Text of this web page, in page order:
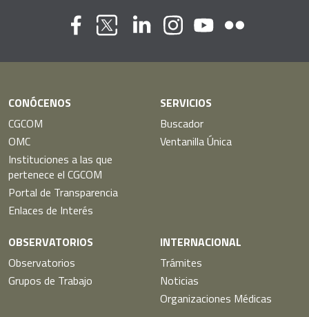
CONÓCENOS
CGCOM
OMC
Instituciones a las que
pertenece el CGCOM
Portal de Transparencia
Enlaces de Interés
SERVICIOS
Buscador
Ventanilla Única
OBSERVATORIOS
Observatorios
Grupos de Trabajo
INTERNACIONAL
Trámites
Noticias
Organizaciones Médicas